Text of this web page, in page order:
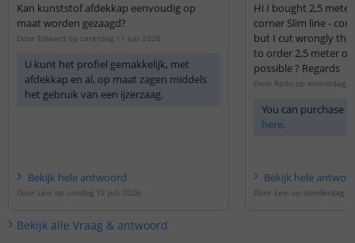
Kan kunststof afdekkap eenvoudig op
maat worden gezaagd?
Door Edward op zaterdag 11 juli 2026
U kunt het profiel gemakkelijk, met
afdekkap en al, op maat zagen middels
het gebruik van een ijzerzaag.
Bekijk hele antwoord
Door Levi op zondag 12 juli 2026
Hi I bought 2,5
corner Slim line -
but I cut wrongly the
to order 2,5 meter of
possible ? Regards
Door Radu op woensdag
You can purchase
here.
Bekijk hele
Door Levi op donderdag
Bekijk alle Vraag & antwoord